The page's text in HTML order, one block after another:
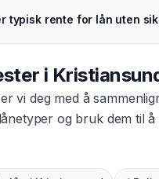
typisk rente for lån uten
i
vi deg med å
og bruk dem til